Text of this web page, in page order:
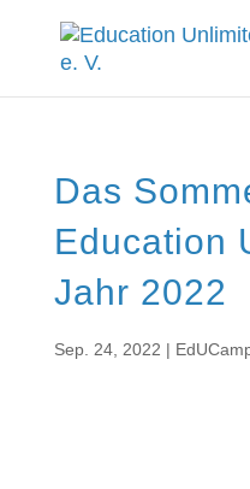
Das
Education
Jahr 2022
Sep. 24, 2022 |